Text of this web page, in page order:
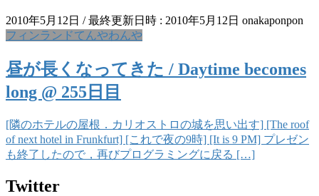
2010年5月12日 / 最終更新日時 : 2010年5月12日 onakaponpon
フィンランドてんやわんや
昼が長くなってきた / Daytime becomes
long @ 255日目
[隣のホテルの屋根．カリオストロの城を思い出す] [The roof
of next hotel in Frunkfurt] [これで夜の9時] [It is 9 PM] プレゼン
も終了したので，再びプログラミングに戻る […]
Twitter